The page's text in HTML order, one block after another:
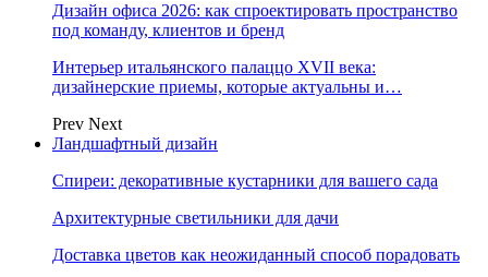
Дизайн офиса 2026: как спроектировать пространство
под команду, клиентов и бренд
Интерьер итальянского палаццо XVII века:
дизайнерские приемы, которые актуальны и…
Prev Next
Ландшафтный дизайн
Спиреи: декоративные кустарники для вашего сада
Архитектурные светильники для дачи
Доставка цветов как неожиданный способ порадовать